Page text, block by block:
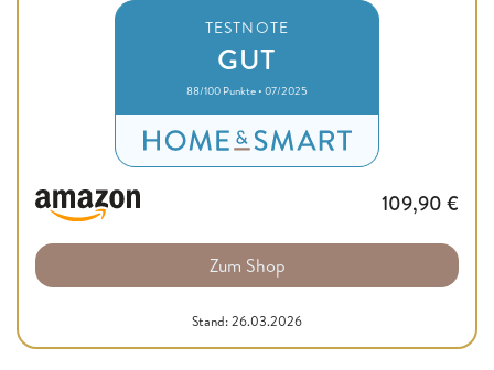
TESTNOTE
GUT
88/100 Punkte • 07/2025
109,90 €
Zum Shop
Stand: 26.03.2026